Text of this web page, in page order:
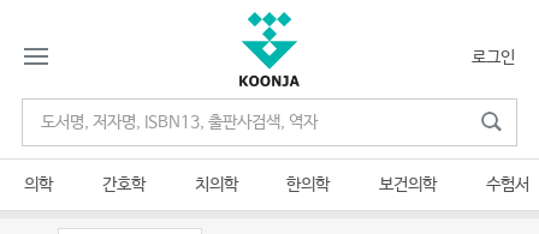
로그인
의학 간호학 치의학 한의학 보건의학 수험서